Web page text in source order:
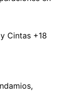
Cintas +18